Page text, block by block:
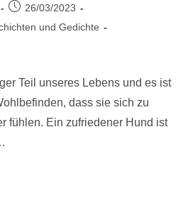
Beitrag
veröffentlicht:
26/03/2023
und Gedichte
Teil unseres Lebens und es ist
dass sie sich zu
fühlen. Ein zufriedener Hund ist